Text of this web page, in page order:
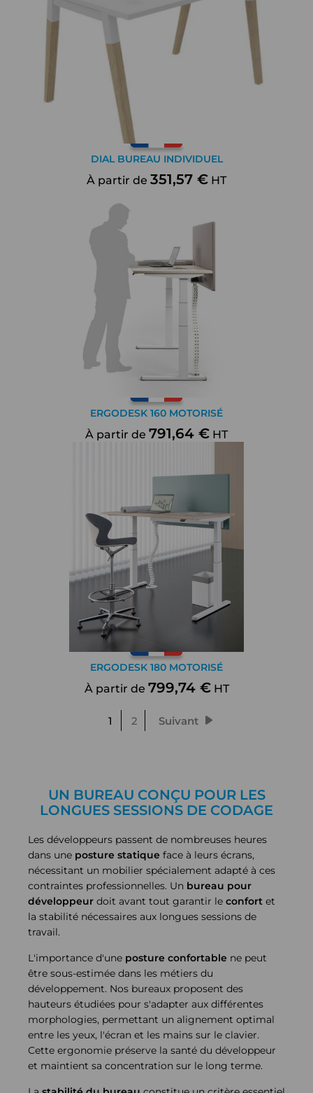
DIAL BUREAU INDIVIDUEL
À partir de 351,57 € HT
ERGODESK 160 MOTORISÉ
À partir de 791,64 € HT
ERGODESK 180 MOTORISÉ
À partir de 799,74 €HT
1 2 Suivant
UN BUREAU CONÇU POUR LES
LONGUES SESSIONS DE CODAGE
Les développeurs passent de nombreuses heures
dans une posture statique face à leurs écrans,
nécessitant un mobilier spécialement adapté à ces
contraintes professionnelles. Un bureau pour
développeur doit avant tout garantir le confort et
la stabilité nécessaires aux longues sessions de
travail.
L'importance d'une posture confortable ne peut
être sous-estimée dans les métiers du
développement. Nos bureaux proposent des
hauteurs étudiées pour s'adapter aux différentes
morphologies, permettant un alignement optimal
entre les yeux, l'écran et les mains sur le clavier.
Cette ergonomie préserve la santé du développeur
et maintient sa concentration sur le long terme.